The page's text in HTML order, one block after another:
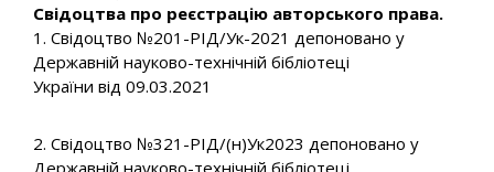
Свідоцтва про реєстрацію авторського права.
1. Свідоцтво №201-РІД/Ук-2021 депоновано у
Державній науково-технічній бібліотеці
України від 09.03.2021
2. Свідоцтво №321-РІД/(н)Ук2023 депоновано у
Державній науково-технічній бібліотеці